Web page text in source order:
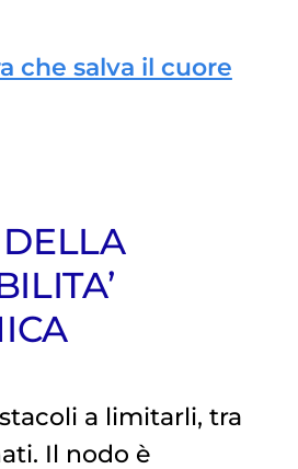
che salva il cuore
a limitarli, tra
Il nodo è